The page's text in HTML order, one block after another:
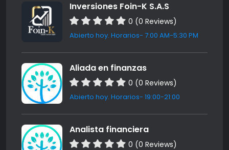
Inversiones Foin-K S.A.S
0 (0 Reviews)
Abierto hoy. Horarios- 7:00 AM-5:30 PM
Aliada en finanzas
0 (0 Reviews)
Abierto hoy. Horarios- 19:00-21:00
Analista financiera
0 (0 Reviews)